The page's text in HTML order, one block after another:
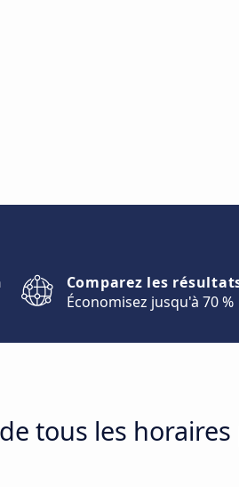
Comparez les
Économisez jusqu'à 70 %
tous les